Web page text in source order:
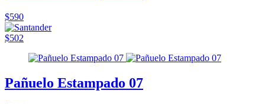
$590
$502
Pañuelo Estampado 07